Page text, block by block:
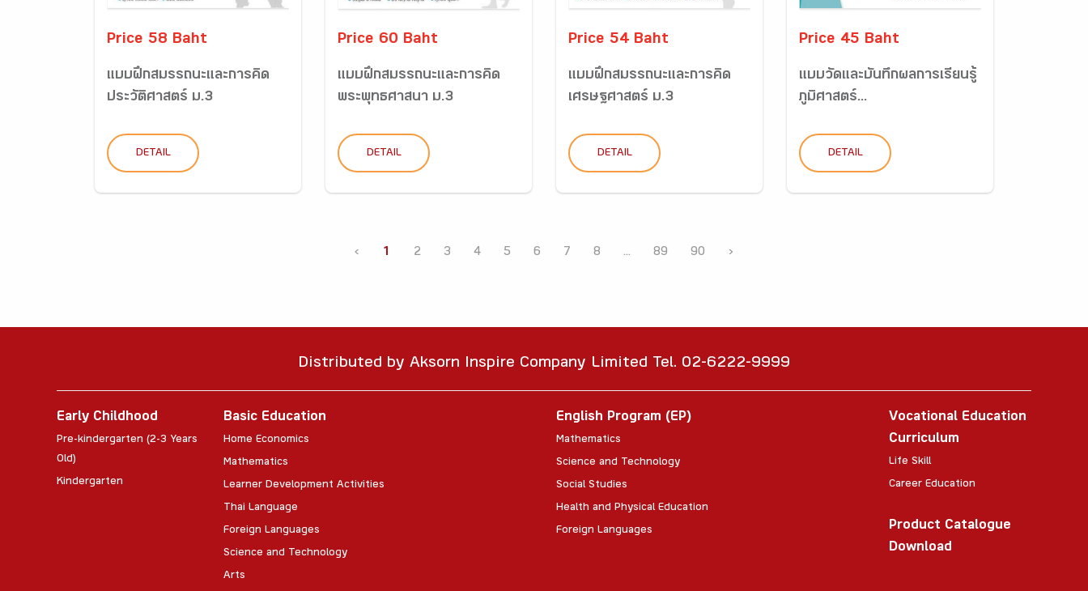
Price 58 Baht
แบบฝึกสมรรถนะและการคิด
ประวัติศาสตร์ ม.3
DETAIL
Price 60 Baht
แบบฝึกสมรรถนะและการคิด
พระพุทธศาสนา ม.3
DETAIL
Price 54 Baht
แบบฝึกสมรรถนะและการคิด
เศรษฐศาสตร์ ม.3
DETAIL
Price 45 Baht
แบบวัดและบันทึกผลการเรียนรู้
ภูมิศาสตร์...
DETAIL
‹ 1 2 3 4 5 6 7 8 ... 89 90 ›
Distributed by Aksorn Inspire Company Limited Tel. 02-6222-9999
Early Childhood
Pre-kindergarten (2-3 Years
Old)
Kindergarten
Basic Education
Home Economics
Mathematics
Learner Development Activities
Thai Language
Foreign Languages
Science and Technology
Arts
English Program (EP)
Mathematics
Science and Technology
Social Studies
Health and Physical Education
Foreign Languages
Vocational Education
Curriculum
Life Skill
Career Education
Product Catalogue
Download